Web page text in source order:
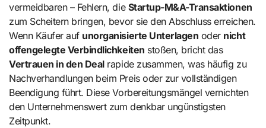
vermeidbaren – Fehlern, die Startup-M&A-Transaktionen
zum Scheitern bringen, bevor sie den Abschluss erreichen.
Wenn Käufer auf unorganisierte Unterlagen oder nicht
offengelegte Verbindlichkeiten stoßen, bricht das
Vertrauen in den Dealrapide zusammen, was häufig zu
Nachverhandlungen beim Preis oder zur vollständigen
Beendigung führt. Diese Vorbereitungsmängel vernichten
den Unternehmenswert zum denkbar ungünstigsten
Zeitpunkt.